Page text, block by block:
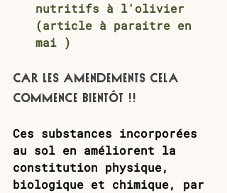
nutritifs à l'olivier
(article à paraitre en
mai )
Car les amendements cela
commence bientôt !!
Ces substances incorporées
au sol en améliorent la
constitution physique,
biologique et chimique, par